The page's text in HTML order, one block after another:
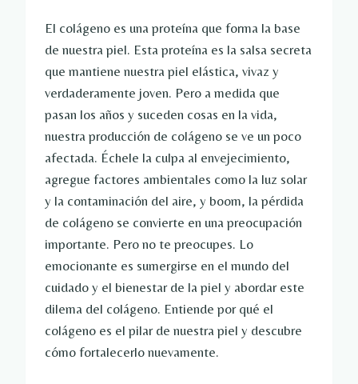
El colágeno es una proteína que forma la base
de nuestra piel. Esta proteína es la salsa secreta
que mantiene nuestra piel elástica, vivaz y
verdaderamente joven. Pero a medida que
pasan los años y suceden cosas en la vida,
nuestra producción de colágeno se ve un poco
afectada. Échele la culpa al envejecimiento,
agregue factores ambientales como la luz solar
y la contaminación del aire, y boom, la pérdida
de colágeno se convierte en una preocupación
importante. Pero no te preocupes. Lo
emocionante es sumergirse en el mundo del
cuidado y el bienestar de la piel y abordar este
dilema del colágeno. Entiende por qué el
colágeno es el pilar de nuestra piel y descubre
cómo fortalecerlo nuevamente.